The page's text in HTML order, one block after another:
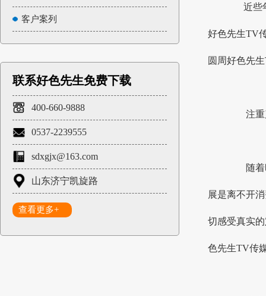
客户案列
联系好色先生免费下载
400-660-9888
0537-2239555
sdxgjx@163.com
山东济宁凯旋路
查看更多+
近些年
好色先生TV传
圆周好色先生
注重
随着时
展是离不开消
切感受真实的
色先生TV传媒